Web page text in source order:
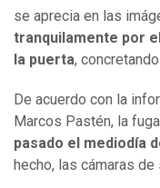
se aprecia en las
tranquilamente por
la puerta,
De acuerdo con la
Marcos Pastén, la
pasado el mediodía
hecho, las cámaras